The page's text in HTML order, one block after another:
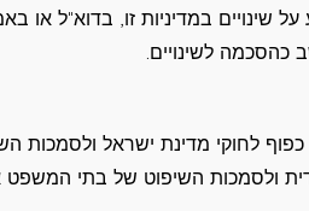
על שינויים במדיניות זו, בדוא"ל
כהסכמה לשינויים.
כפוף לחוקי מדינת ישראל
ולסמכות השיפוט של בתי המשפט